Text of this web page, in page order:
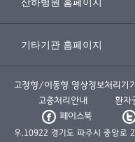
고정형/이동형 영상정보처리기
고충처리안내
환자
페이스북
우.10922 경기도 파주시 중앙로